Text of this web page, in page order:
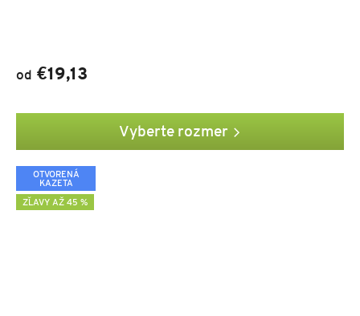
od €19,13
Vyberte rozmer
OTVORENÁ
KAZETA
ZĽAVY AŽ 45 %